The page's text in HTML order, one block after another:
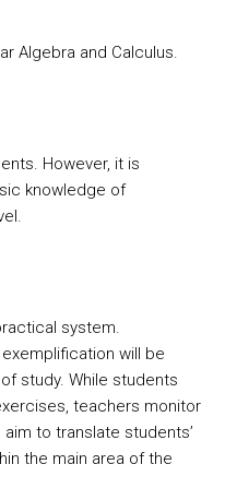
Algebra and Calculus.
However, it is
knowledge of
system.
will be
study. While students
teachers monitor
to translate students’
the main area of the